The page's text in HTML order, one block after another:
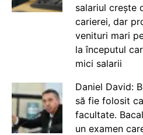
salariul crește
carierei, dar
venituri mari
la începutul
mici salarii
Daniel David:
să fie folosit
facultate.
un examen